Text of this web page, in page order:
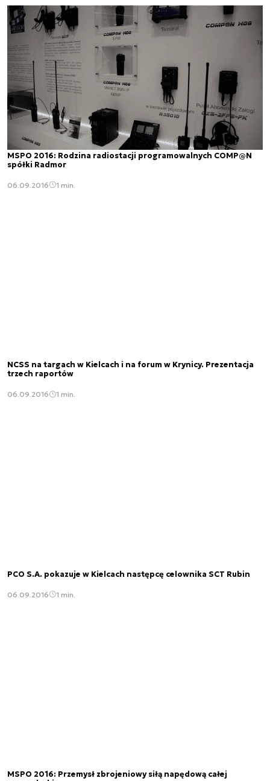
MSPO 2016: Rodzina radiostacji programowalnych COMP@N
spółki Radmor
06.09.2016 1 min.
NCSS na targach w Kielcach i na forum w Krynicy. Prezentacja
trzech raportów
06.09.2016 1 min.
PCO S.A. pokazuje w Kielcach następcę celownika SCT Rubin
06.09.2016 1 min.
MSPO 2016: Przemysł zbrojeniowy siłą napędową całej